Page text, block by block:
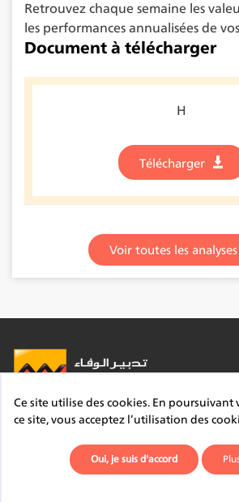
Retrouvez chaque semaine les
les performances annualisées de
Document à télécharger
H
Télécharger
Voir toutes les analyses
FAQ Lexique Contact
Site du Groupe
Plan du site
Ce site utilise des cookies. En
ce site, vous acceptez l’utilisation des
Oui, je suis d'accord